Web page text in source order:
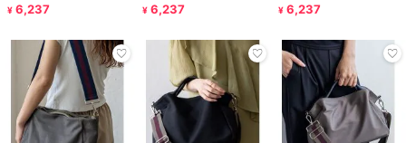
¥ 6,237
¥ 6,237
¥ 6,237